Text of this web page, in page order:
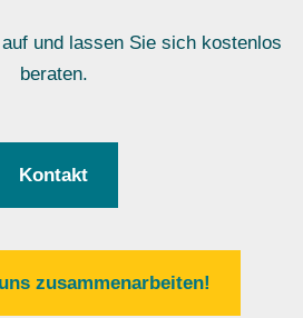
und lassen Sie sich kostenlos
beraten.
Kontakt
zusammenarbeiten!